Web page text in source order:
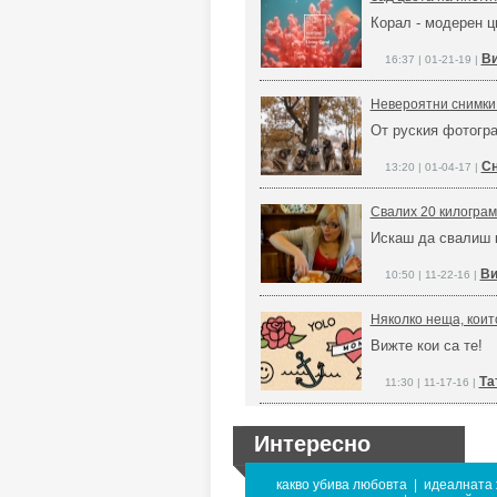
Корал - модерен
16:37 | 01-21-19 |
Невероятни
От руския
13:20 | 01-04-17 |
Свалих 20
Искаш да свалиш
10:50 | 11-22-16 |
Няколко неща,
Вижте кои са те!
11:30 | 11-17-16 |
Интересно
какво убива любовта
идеалната